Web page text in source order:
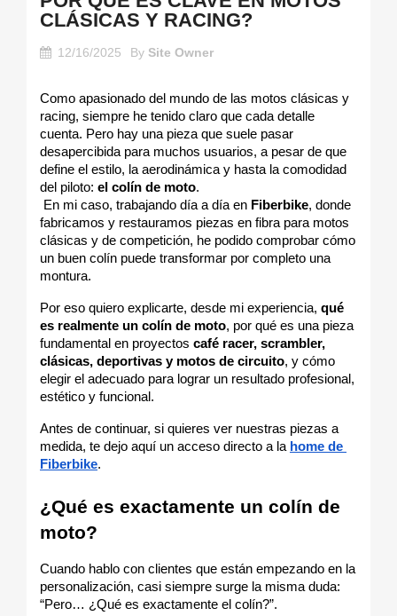
CLÁSICAS Y RACING?
12/16/2025 By Site Owner
Como apasionado del mundo de las motos clásicas y
racing, siempre he tenido claro que cada detalle
cuenta. Pero hay una pieza que suele pasar
desapercibida para muchos usuarios, a pesar de que
define el estilo, la aerodinámica y hasta la comodidad
del piloto: el colín de moto.
En mi caso, trabajando día a día en Fiberbike, donde
fabricamos y restauramos piezas en fibra para motos
clásicas y de competición, he podido comprobar cómo
un buen colín puede transformar por completo una
montura.
Por eso quiero explicarte, desde mi experiencia, qué
es realmente un colín de moto, por qué es una pieza
fundamental en proyectos café racer, scrambler,
clásicas, deportivas y motos de circuito, y cómo
elegir el adecuado para lograr un resultado profesional,
estético y funcional.
Antes de continuar, si quieres ver nuestras piezas a
medida, te dejo aquí un acceso directo a la home de
Fiberbike.
¿Qué es exactamente un colín de
moto?
Cuando hablo con clientes que están empezando en la
personalización, casi siempre surge la misma duda:
“Pero… ¿Qué es exactamente el colín?”.